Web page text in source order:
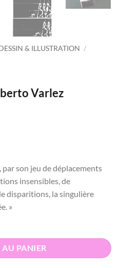
& ILLUSTRATION /
Varlez
son jeu de déplacements
insensibles, de
disparitions, la singulière
»
PANIER